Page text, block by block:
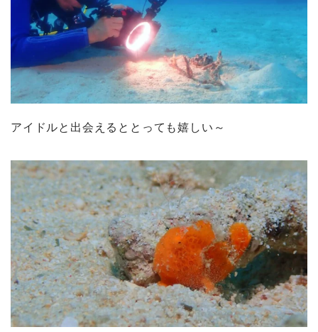
アイドルと出会えるととっても嬉しい～